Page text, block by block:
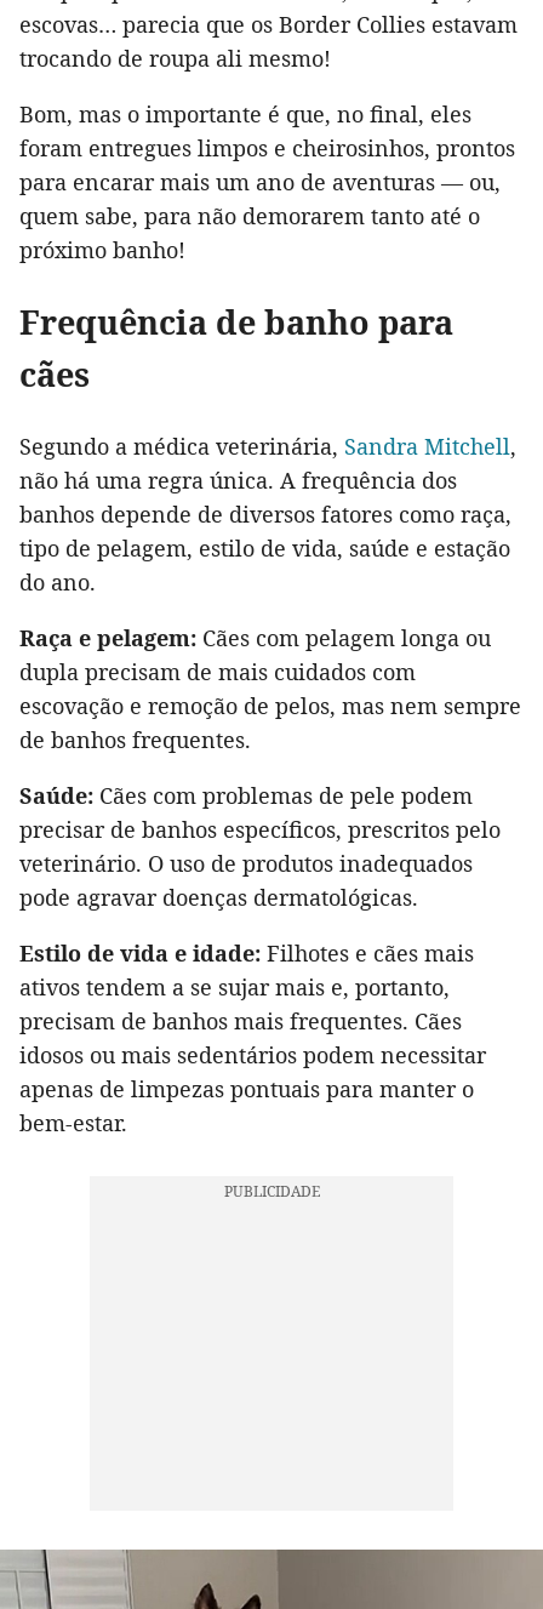
escovas… parecia que os Border Collies estavam
trocando de roupa ali mesmo!
Bom, mas o importante é que, no final, eles
foram entregues limpos e cheirosinhos, prontos
para encarar mais um ano de aventuras — ou,
quem sabe, para não demorarem tanto até o
próximo banho!
Frequência de banho para
cães
Segundo a médica veterinária, Sandra Mitchell,
não há uma regra única. A frequência dos
banhos depende de diversos fatores como raça,
tipo de pelagem, estilo de vida, saúde e estação
do ano.
Raça e pelagem: Cães com pelagem longa ou
dupla precisam de mais cuidados com
escovação e remoção de pelos, mas nem sempre
de banhos frequentes.
Saúde: Cães com problemas de pele podem
precisar de banhos específicos, prescritos pelo
veterinário. O uso de produtos inadequados
pode agravar doenças dermatológicas.
Estilo de vida e idade: Filhotes e cães mais
ativos tendem a se sujar mais e, portanto,
precisam de banhos mais frequentes. Cães
idosos ou mais sedentários podem necessitar
apenas de limpezas pontuais para manter o
bem-estar.